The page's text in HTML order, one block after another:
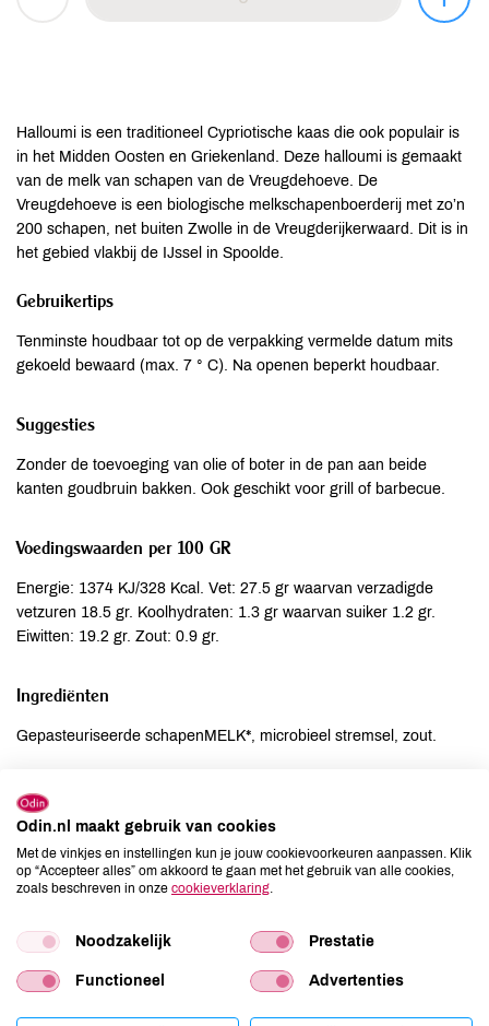
Halloumi is een traditioneel Cypriotische kaas die ook populair is
in het Midden Oosten en Griekenland. Deze halloumi is gemaakt
van de melk van schapen van de Vreugdehoeve. De
Vreugdehoeve is een biologische melkschapenboerderij met zo’n
200 schapen, net buiten Zwolle in de Vreugderijkerwaard. Dit is in
het gebied vlakbij de IJssel in Spoolde.
Gebruikertips
Tenminste houdbaar tot op de verpakking vermelde datum mits
gekoeld bewaard (max. 7 ° C). Na openen beperkt houdbaar.
Suggesties
Zonder de toevoeging van olie of boter in de pan aan beide
kanten goudbruin bakken. Ook geschikt voor grill of barbecue.
Voedingswaarden per 100 GR
Energie: 1374 KJ/328 Kcal. Vet: 27.5 gr waarvan verzadigde
vetzuren 18.5 gr. Koolhydraten: 1.3 gr waarvan suiker 1.2 gr.
Eiwitten: 19.2 gr. Zout: 0.9 gr.
Ingrediënten
Gepasteuriseerde schapenMELK*, microbieel stremsel, zout.
Allergenen
Aardnoten
niet aanwezig
Ei
niet aanwezig
Gluten
niet aanwezig
Lupine
niet aanwezig
Mosterd
niet aanwezig
Odin.nl maakt gebruik van cookies
Met de vinkjes en instellingen kun je jouw cookievoorkeuren aanpassen. Klik
op “Accepteer alles” om akkoord te gaan met het gebruik van alle cookies,
zoals beschreven in onze cookieverklaring
Noodzakelijk Prestatie
Functioneel Advertenties